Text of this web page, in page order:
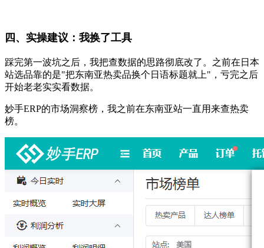
四、实操建议：我换了工具
踩完第一波坑之后，我把查数据的思路彻底改了。之前在日本
站选品靠的是"把东南亚热卖品换个日语标题就上"，亏完之后
开始老老实实看数据。
妙手ERP的市场洞察榜，我之前在东南亚站一直用来查热卖
榜。